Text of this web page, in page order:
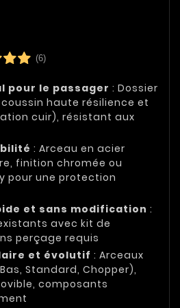
(6)
pour le passager : Dossier
haute résilience et
cuir), résistant aux
: Arceau en acier
finition chromée ou
pour une protection
et sans modification :
avec kit de
perçage requis
et évolutif : Arceaux
Standard, Chopper),
composants